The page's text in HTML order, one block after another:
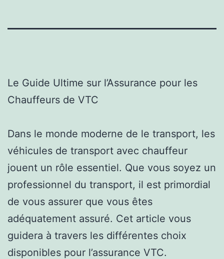
Le Guide Ultime sur l’Assurance pour les
Chauffeurs de VTC
Dans le monde moderne de le transport, les
véhicules de transport avec chauffeur
jouent un rôle essentiel. Que vous soyez un
professionnel du transport, il est primordial
de vous assurer que vous êtes
adéquatement assuré. Cet article vous
guidera à travers les différentes choix
disponibles pour l’assurance VTC.